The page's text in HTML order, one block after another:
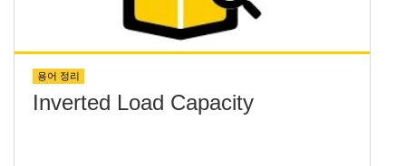
용어 정리
Inverted Load Capacity